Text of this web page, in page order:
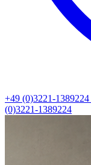
+49 (0)3221-1389224
(0)3221-1389224